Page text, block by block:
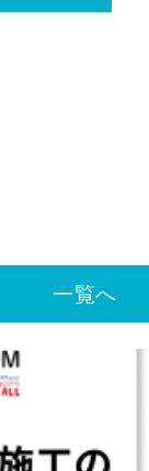
一覧へ